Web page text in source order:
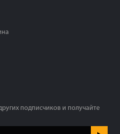
подписчиков и получайте